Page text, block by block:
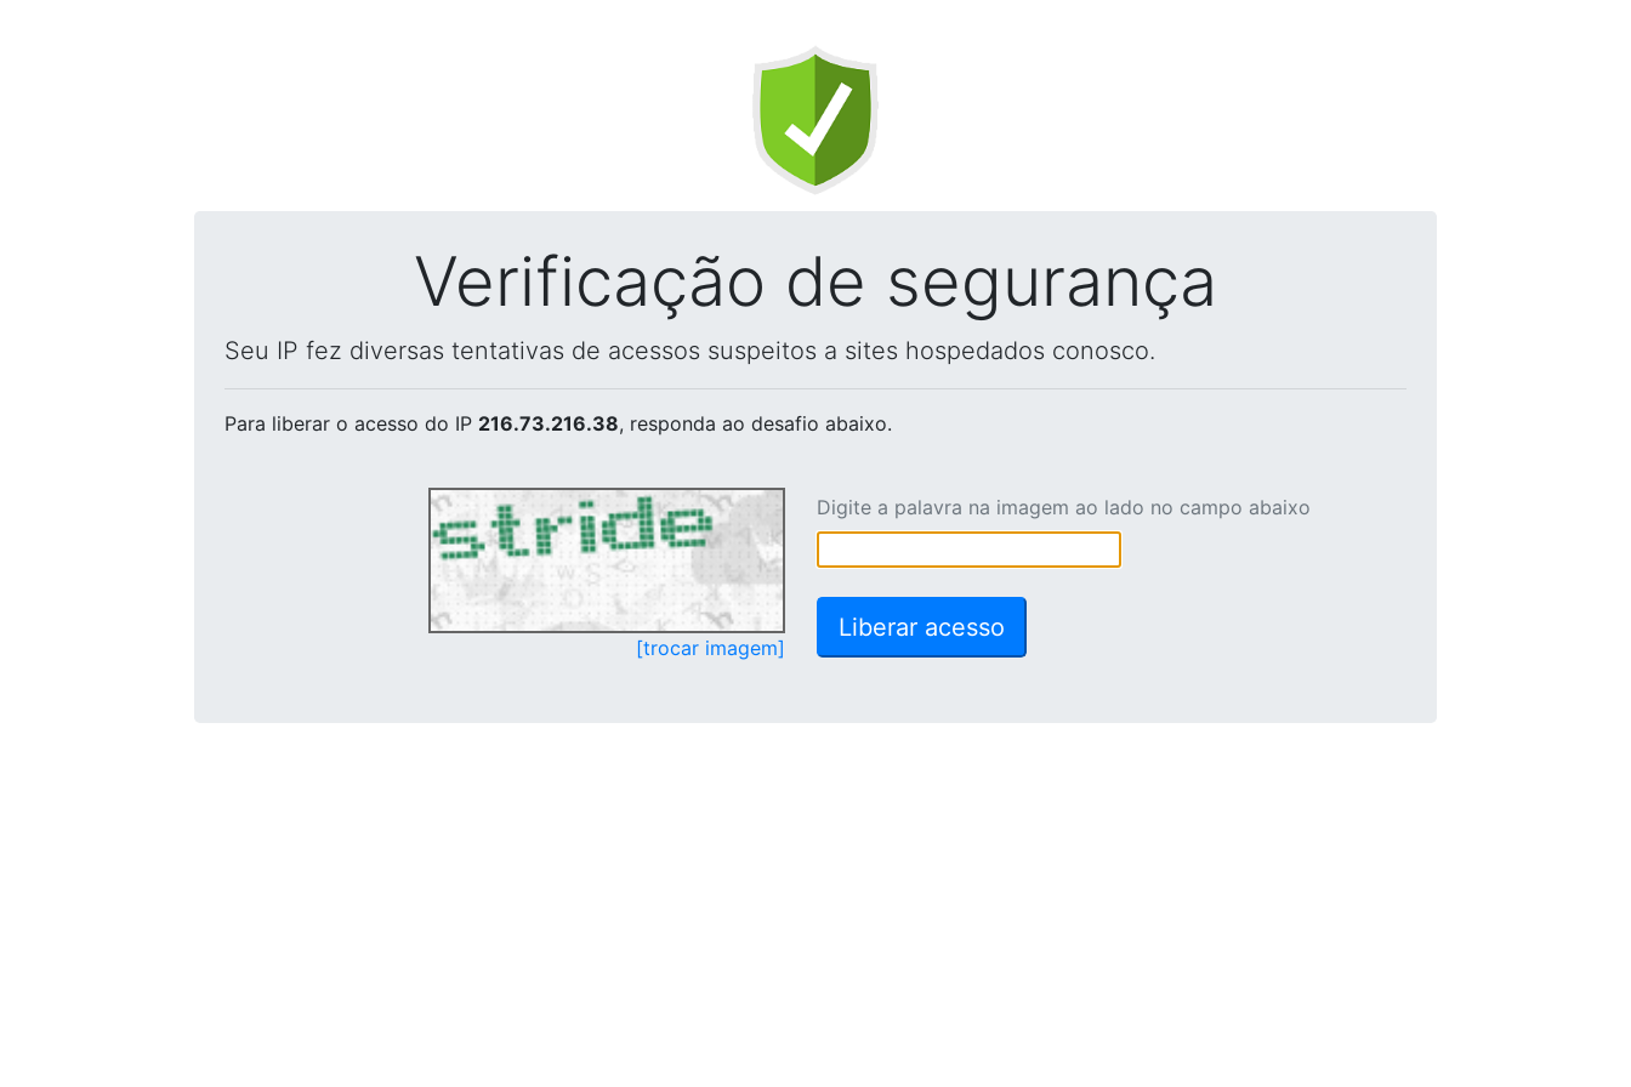
Verificação de segurança
Seu IP fez diversas tentativas de acessos suspeitos a sites hospedados conosco.
Para liberar o acesso do IP 216.73.216.38, responda ao desafio abaixo.
[trocar imagem]
Digite a palavra na imagem ao lado no campo abaixo